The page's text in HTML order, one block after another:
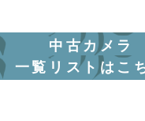
中古カメラ
一覧リストはこ